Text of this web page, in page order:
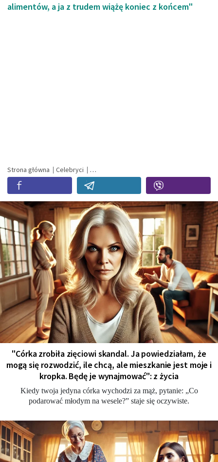
alimentów, a ja z trudem wiążę koniec z końcem"
Strona główna Celebryci
"Córka zrobiła zięciowi skandal. Ja powiedziałam, że
mogą się rozwodzić, ile chcą, ale mieszkanie jest moje i
kropka. Będę je wynajmować": z życia
Kiedy twoja jedyna córka wychodzi za mąż, pytanie: „Co
podarować młodym na wesele?” staje się oczywiste.